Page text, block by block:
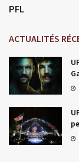
PFL
ACTUALITÉS